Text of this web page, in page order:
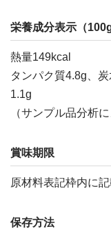
栄養成分表示（
熱量149kcal
タンパク質4.8g、
1.1g
（サンプル品分析
賞味期限
原材料表記枠内に
保存方法